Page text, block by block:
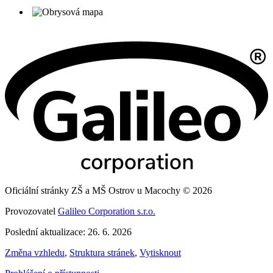
Oficiální stránky ZŠ a MŠ Ostrov u Macochy © 2026
Provozovatel Galileo Corporation s.r.o.
Poslední aktualizace: 26. 6. 2026
Změna vzhledu, Struktura stránek, Vytisknout